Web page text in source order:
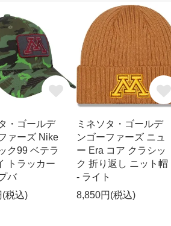
・ゴールデ
ァーズ Nike
ク99 ベテラ
トラッカー
バ
(税込)
ミネソタ・ゴールデ
ンゴーファーズ ニュ
ー Era コア クラシッ
ク 折り返し ニット帽
- ライト
8,850円(税込)